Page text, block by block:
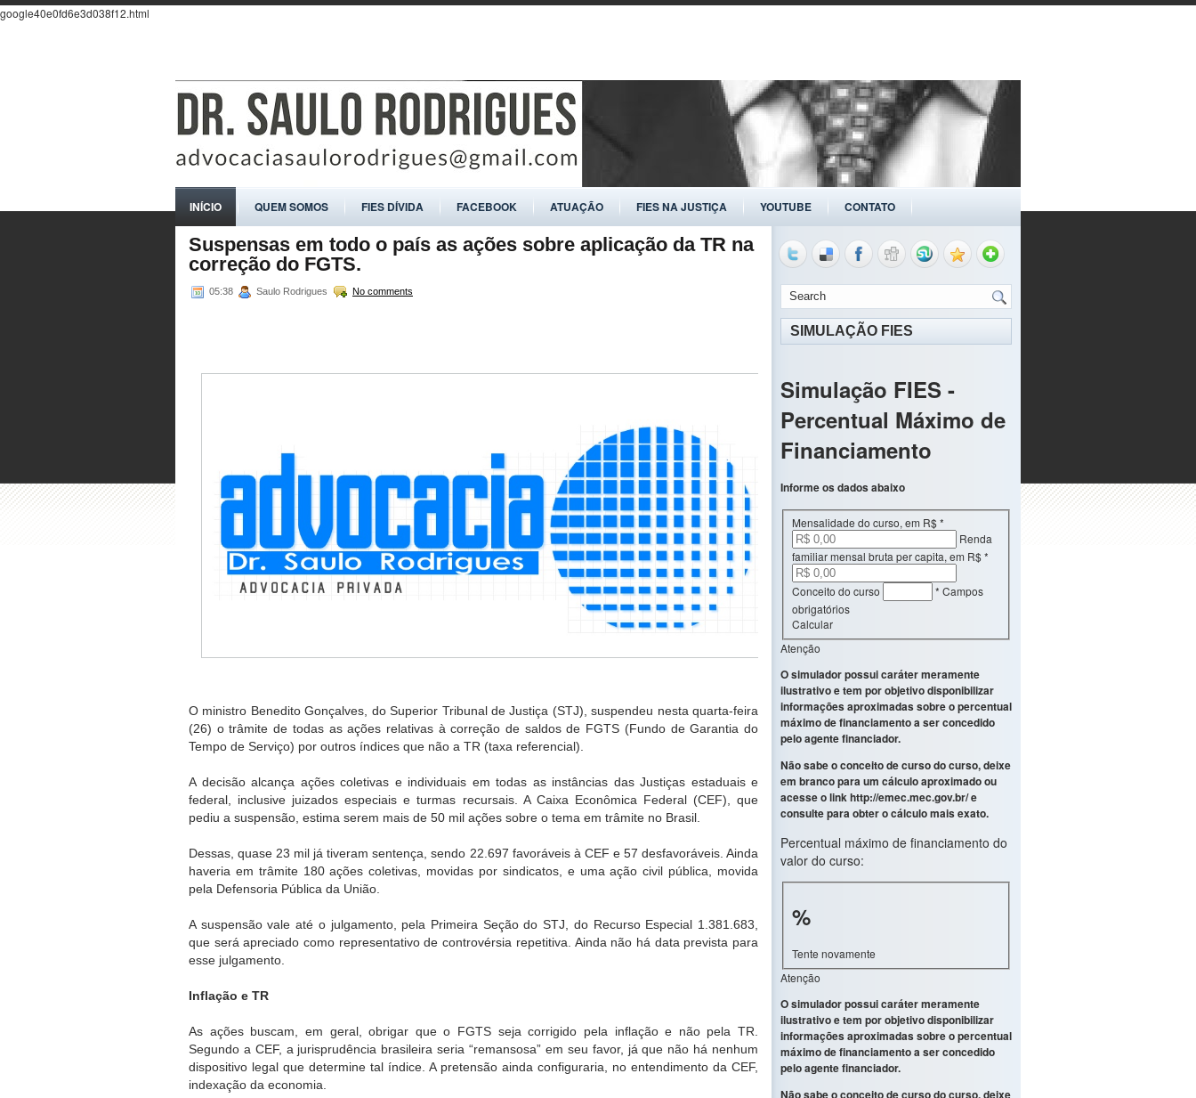
google40e0fd6e3d038f12.html
INÍCIO QUEM SOMOS FIES DÍVIDA FACEBOOK ATUAÇÃO FIES NA JUSTIÇA YOUTUBE CONTATO
Suspensas em todo o país as ações sobre aplicação da TR na
correção do FGTS.
05:38 Saulo Rodrigues No comments
O ministro Benedito Gonçalves, do Superior Tribunal de Justiça (STJ), suspendeu nesta quarta-feira
(26) o trâmite de todas as ações relativas à correção de saldos de FGTS (Fundo de Garantia do
Tempo de Serviço) por outros índices que não a TR (taxa referencial).
A decisão alcança ações coletivas e individuais em todas as instâncias das Justiças estaduais e
federal, inclusive juizados especiais e turmas recursais. A Caixa Econômica Federal (CEF), que
pediu a suspensão, estima serem mais de 50 mil ações sobre o tema em trâmite no Brasil.
Dessas, quase 23 mil já tiveram sentença, sendo 22.697 favoráveis à CEF e 57 desfavoráveis. Ainda
haveria em trâmite 180 ações coletivas, movidas por sindicatos, e uma ação civil pública, movida
pela Defensoria Pública da União.
A suspensão vale até o julgamento, pela Primeira Seção do STJ, do Recurso Especial 1.381.683,
que será apreciado como representativo de controvérsia repetitiva. Ainda não há data prevista para
esse julgamento.
Inflação e TR
As ações buscam, em geral, obrigar que o FGTS seja corrigido pela inflação e não pela TR.
Segundo a CEF, a jurisprudência brasileira seria “remansosa” em seu favor, já que não há nenhum
dispositivo legal que determine tal índice. A pretensão ainda configuraria, no entendimento da CEF,
indexação da economia.
SIMULAÇÃO FIES
Simulação FIES -
Percentual Máximo de
Financiamento
Informe os dados abaixo
Mensalidade do curso, em R$*
Renda
familiar mensal bruta per capita, em R$*
Conceito do curso
* Campos
obrigatórios
Calcular
Atenção
O simulador possui caráter meramente
ilustrativo e tem por objetivo disponibilizar
informações aproximadas sobre o percentual
máximo de financiamento a ser concedido
pelo agente financiador.
Não sabe o conceito de curso do curso, deixe
em branco para um cálculo aproximado ou
acesse o linkhttp://emec.mec.gov.br/e
consulte para obter o cálculo mais exato.
Percentual máximo de financiamento do
valor do curso:
%
Tente novamente
Atenção
O simulador possui caráter meramente
ilustrativo e tem por objetivo disponibilizar
informações aproximadas sobre o percentual
máximo de financiamento a ser concedido
pelo agente financiador.
Não sabe o conceito de curso do curso, deixe